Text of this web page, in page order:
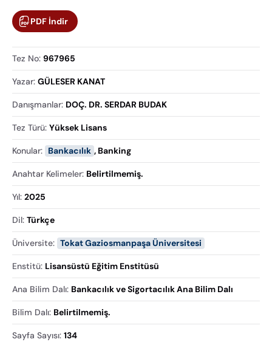
PDF İndir
Tez No: 967965
Yazar: GÜLESER KANAT
Danışmanlar: DOÇ. DR. SERDAR BUDAK
Tez Türü: Yüksek Lisans
Konular: Bankacılık , Banking
Anahtar Kelimeler: Belirtilmemiş.
Yıl: 2025
Dil: Türkçe
Üniversite: Tokat Gaziosmanpaşa Üniversitesi
Enstitü: Lisansüstü Eğitim Enstitüsü
Ana Bilim Dalı: Bankacılık ve Sigortacılık Ana Bilim Dalı
Bilim Dalı: Belirtilmemiş.
Sayfa Sayısı: 134